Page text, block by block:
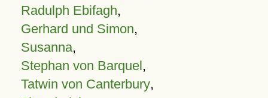
Radulph Ebifagh,
Gerhard und Simon,
Susanna,
Stephan von Barquel,
Tatwin von Canterbury,